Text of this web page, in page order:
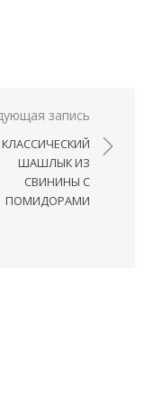
запись
КЛАССИЧЕСКИЙ
ШАШЛЫК ИЗ
СВИНИНЫ С
ПОМИДОРАМИ